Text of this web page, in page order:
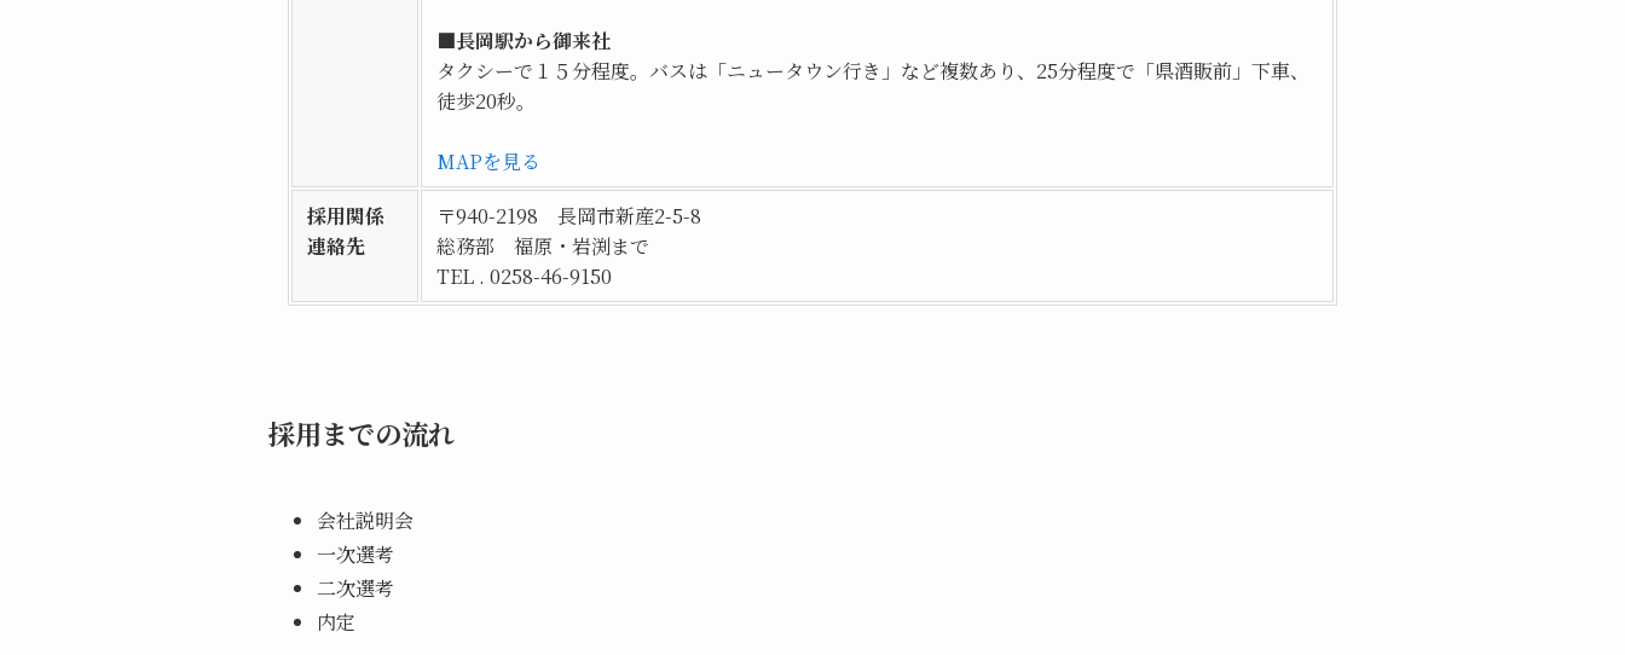
■長岡駅から御来社
タクシーで１５分程度。バスは「ニュータウン行き」など複数あり、25分程度で「県酒販前」下車、
徒歩20秒。
MAPを見る
採用関係
連絡先
〒940-2198 長岡市新産2-5-8
総務部 福原・岩渕まで
TEL . 0258-46-9150
採用までの流れ
会社説明会
一次選考
二次選考
内定